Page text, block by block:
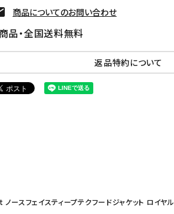
商品についてのお問い合わせ
品・全国送料無料
返品特約について
フェイスティープテクフードジャケット ロイヤル